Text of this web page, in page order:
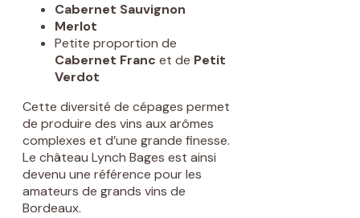
Cabernet Sauvignon
Merlot
Petite proportion de
Cabernet Franc et de Petit
Verdot
Cette diversité de cépages permet
de produire des vins aux arômes
complexes et d’une grande finesse.
Le château Lynch Bages est ainsi
devenu une référence pour les
amateurs de grands vins de
Bordeaux.